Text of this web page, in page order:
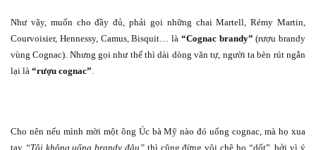
Như vậy, muốn cho đầy đủ, phải gọi những chai Martell, Rémy Martin,
Courvoisier, Hennessy, Camus, Bisquit… là “Cognac brandy” (rượu brandy
vùng Cognac). Nhưng gọi như thế thì dài dòng văn tự, người ta bèn rút ngắn
lại là “rượu cognac”
Cho nên nếu mình mời một ông Úc bà Mỹ nào đó uống cognac, mà họ xua
tay “Tôi không uống brandy đâu” thì cũng đừng vội chê họ “dốt”, bởi vì ý